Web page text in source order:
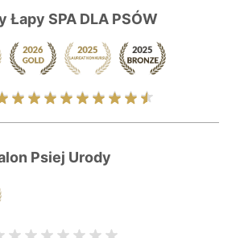
Łapy SPA DLA PSÓW
Psiej Urody